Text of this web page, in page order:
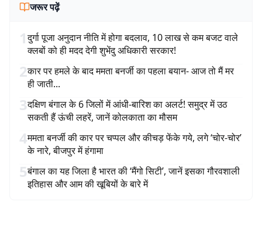
जरूर पढ़ें
1दुर्गा पूजा अनुदान नीति में होगा बदलाव, 10 लाख से कम बजट वाले
क्लबों को ही मदद देगी शुभेंदु अधिकारी सरकार!
2कार पर हमले के बाद ममता बनर्जी का पहला बयान- आज तो मैं मर
ही जाती...
3दक्षिण बंगाल के 6 जिलों में आंधी-बारिश का अलर्ट! समुद्र में उठ
सकती हैं ऊंची लहरें, जानें कोलकाता का मौसम
4ममता बनर्जी की कार पर चप्पल और कीचड़ फेंके गये, लगे ‘चोर-चोर’
के नारे, बीजपुर में हंगामा
5बंगाल का यह जिला है भारत की ‘मैंगो सिटी’, जानें इसका गौरवशाली
इतिहास और आम की खूबियों के बारे में